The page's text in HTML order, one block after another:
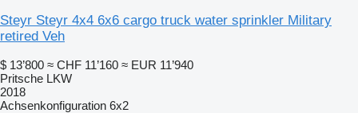
Steyr Steyr 4x4 6x6 cargo truck water sprinkler Military
retired Veh
$ 13’800 ≈ CHF 11’160 ≈ EUR 11’940
Pritsche LKW
2018
Achsenkonfiguration 6x2